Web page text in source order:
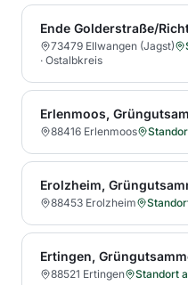
Ende Golderstraße/
73479 Ellwangen (Jagst)
· Ostalbkreis
Erlenmoos,
88416 Erlenmoos
Erolzheim,
88453 Erolzheim
Ertingen,
88521 Ertingen Standort